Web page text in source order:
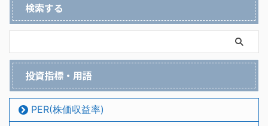
検索する
投資指標・用語
PER(株価収益率)